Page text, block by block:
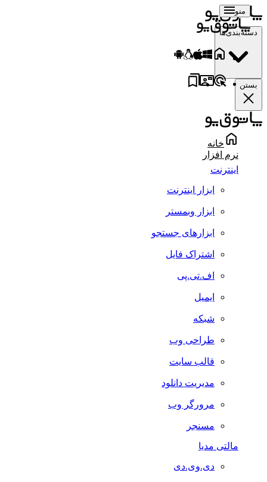
منو
دسته‌بندی‌ها
بستن
خانه
نرم افزار
اینترنت
ابزار اینترنت
ابزار وبمستر
ابزارهای جستجو
اشتراک فایل
اف.تی.پی
ایمیل
شبکه
طراحی وب
قالب سایت
مدیریت دانلود
مرورگر وب
مسنجر
مالتی مدیا
دی.وی.دی